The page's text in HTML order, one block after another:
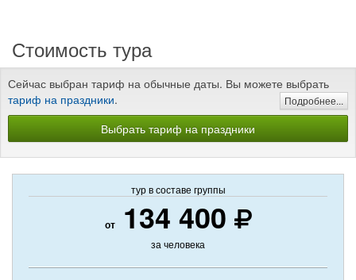
Стоимость тура
Сейчас выбран тариф на обычные даты. Вы можете выбрать
тариф на праздники. Подробнее...
Выбрать тариф на праздники
тур в составе группы
от134 400
за человека